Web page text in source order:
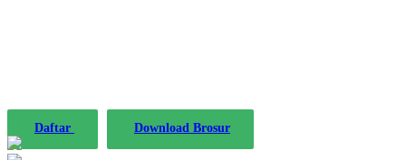
Daftar Download Brosur